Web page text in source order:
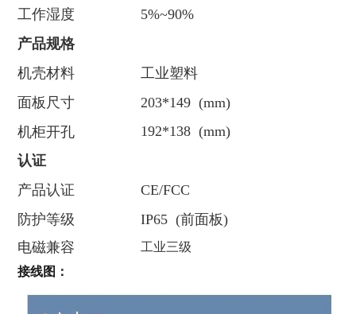
工作湿度
5%~90%
产品规格
机壳材料
工业塑料
面板尺寸
203*149 (mm)
机柜开孔
192*138 (mm)
认证
产品认证
CE/FCC
防护等级
IP65 (前面板)
电磁兼容
工业三级
接线图：